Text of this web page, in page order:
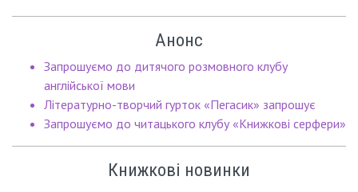
Анонс
Запрошуємо до дитячого розмовного клубу
англійської мови
Літературно-творчий гурток «Пегасик» запрошує
Запрошуємо до читацького клубу «Книжкові серфери»
Книжкові новинки